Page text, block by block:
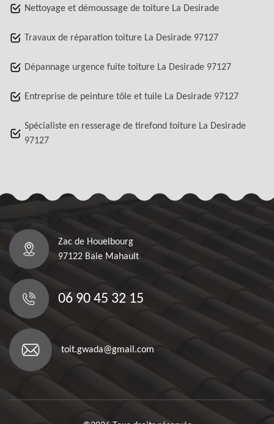
Nettoyage et démoussage de toiture La Desirade
Travaux de réparation toiture La Desirade 97127
Dépannage urgence fuite toiture La Desirade 97127
Entreprise de peinture tôle et tuile La Desirade 97127
Spécialiste en resserage de tirefond toiture La Desirade
97127
Zac de Houelbourg
97122 Baie Mahault
06 90 45 32 15
toit.gwada@gmail.com